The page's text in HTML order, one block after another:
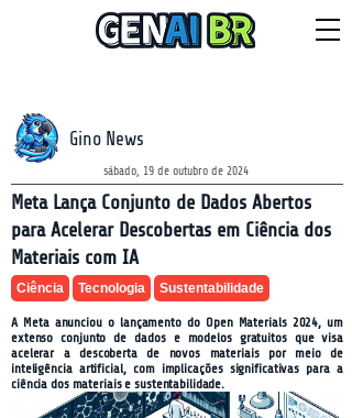
Gino News
sábado, 19 de outubro de 2024
Meta Lança Conjunto de Dados Abertos
para Acelerar Descobertas em Ciência dos
Materiais com IA
Ciência Tecnologia Sustentabilidade
A Meta anunciou o lançamento do Open Materials 2024, um
extenso conjunto de dados e modelos gratuitos que visa
acelerar a descoberta de novos materiais por meio de
inteligência artificial, com implicações significativas para a
ciência dos materiais e sustentabilidade.